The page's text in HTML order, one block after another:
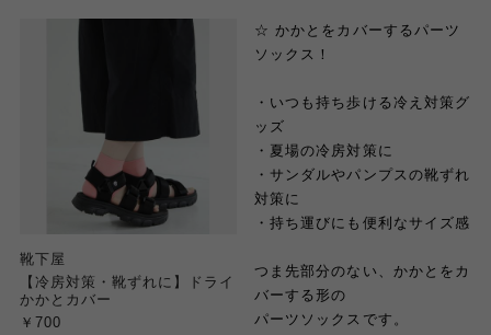
靴下屋
【冷房対策・靴ずれに】ドライ
かかとカバー
￥700
☆ かかとをカバーするパーツ
ソックス！
・いつも持ち歩ける冷え対策グ
ッズ
・夏場の冷房対策に
・サンダルやパンプスの靴ずれ
対策に
・持ち運びにも便利なサイズ感
つま先部分のない、かかとをカ
バーする形の
パーツソックスです。